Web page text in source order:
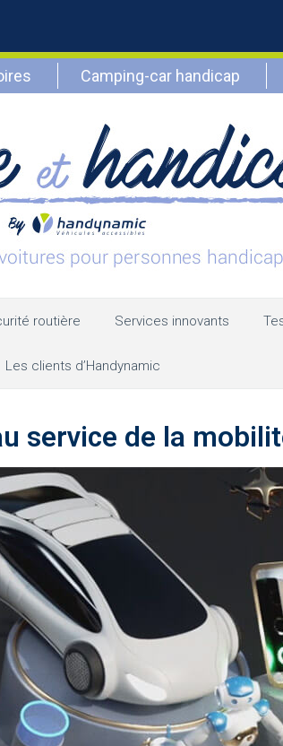
Camping-car handicap
routière Services innovants
Les clients d’Handynamic
service de la